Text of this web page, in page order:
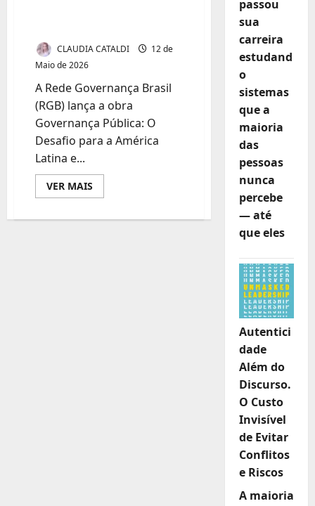
CLAUDIA CATALDI
12 de
Maio de 2026
A Rede Governança Brasil
(RGB) lança a obra
Governança Pública: O
Desafio para a América
Latina e...
VER MAIS
mais
passou
sua
carreira
estudand
o
sistemas
que a
maioria
das
pessoas
nunca
percebe
— até
que eles
Autentici
dade
Além do
Discurso.
O Custo
Invisível
de Evitar
Conflitos
e Riscos
A maioria